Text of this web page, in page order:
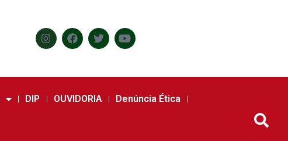
DIP OUVIDORIA Denúncia Ética